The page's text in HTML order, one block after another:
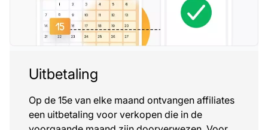
Uitbetaling
Op de 15e van elke maand ontvangen affiliates
een uitbetaling voor verkopen die in de